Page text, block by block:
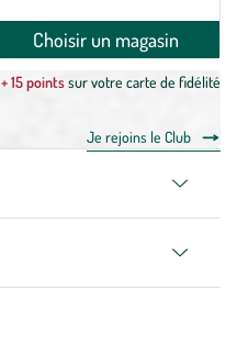
Choisir un magasin
+ 15 pointssur votre carte de fidélité
Je rejoins le Club